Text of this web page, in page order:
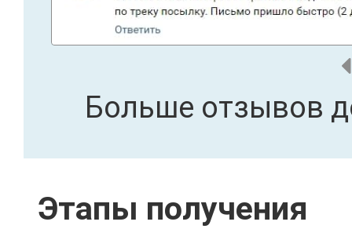
Больше отзывов
Этапы получения